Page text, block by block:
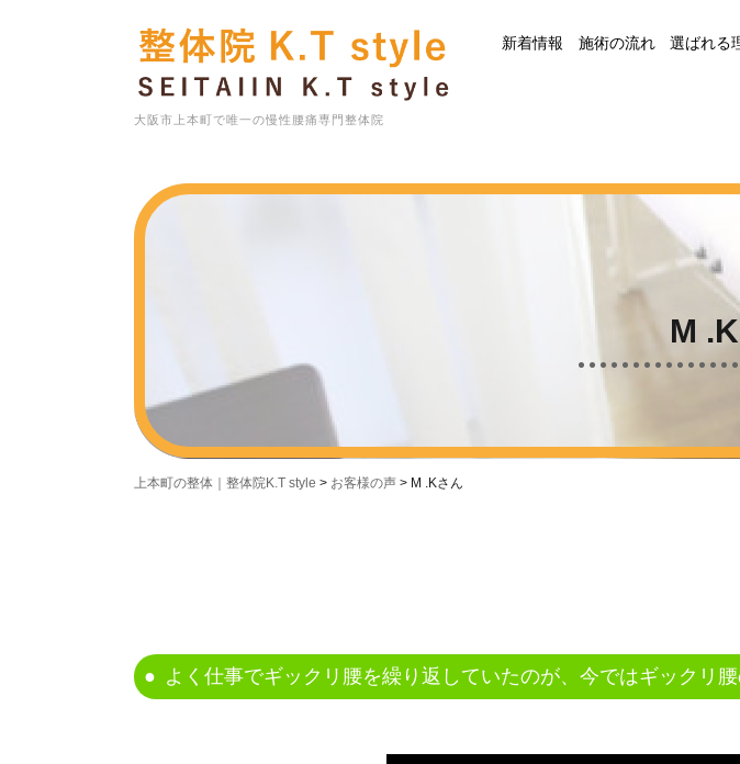
大阪市上本町で唯一の慢性腰痛専門整体院
新着情報 施術の流れ 選ばれる
M
上本町の整体｜整体院K.T style > お客様の声 > M .Kさん
よく仕事でギックリ腰を繰り返していたのが、今ではギックリ